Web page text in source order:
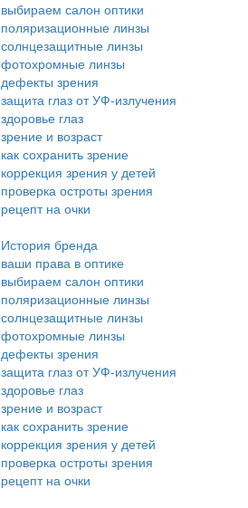
выбираем салон оптики
поляризационные линзы
солнцезащитные линзы
фотохромные линзы
дефекты зрения
защита глаз от УФ-излучения
здоровье глаз
зрение и возраст
как сохранить зрение
коррекция зрения у детей
проверка остроты зрения
рецепт на очки
История бренда
ваши права в оптике
выбираем салон оптики
поляризационные линзы
солнцезащитные линзы
фотохромные линзы
дефекты зрения
защита глаз от УФ-излучения
здоровье глаз
зрение и возраст
как сохранить зрение
коррекция зрения у детей
проверка остроты зрения
рецепт на очки